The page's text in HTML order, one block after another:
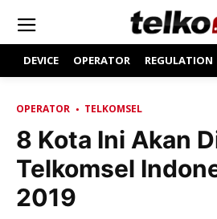
DEVICE OPERATOR REGULATION
OPERATOR TELKOMSEL
8 Kota Ini Akan
Telkomsel
2019